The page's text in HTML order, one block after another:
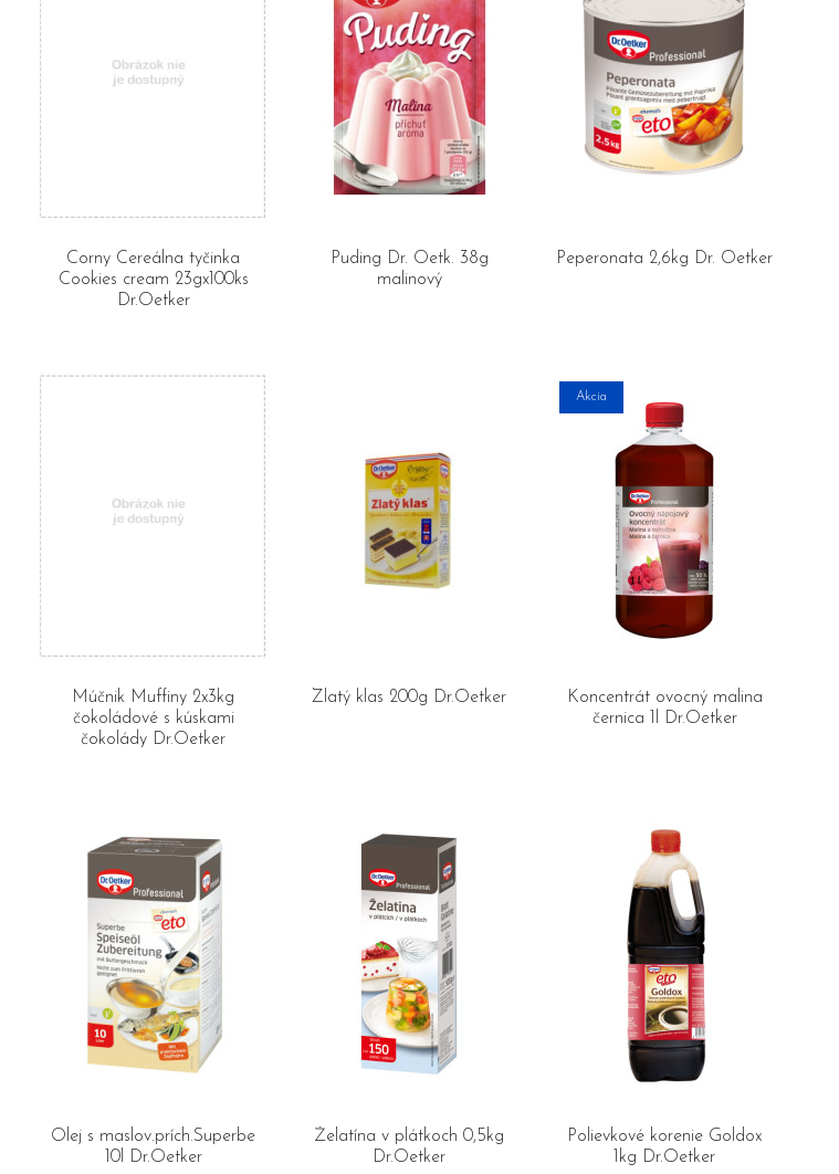
Corny Cereálna tyčinka
Cookies cream 23gx100ks
Dr.Oetker
Puding Dr. Oetk. 38g
malinový
Peperonata 2,6kg Dr. Oetker
Múčnik Muffiny 2x3kg
čokoládové s kúskami
čokolády Dr.Oetker
Zlatý klas 200g Dr.Oetker
Akcia
Koncentrát ovocný malina
černica 1l Dr.Oetker
Olej s maslov.prích.Superbe
10l Dr.Oetker
Želatína v plátkoch 0,5kg
Dr.Oetker
Polievkové korenie Goldox
1kg Dr.Oetker